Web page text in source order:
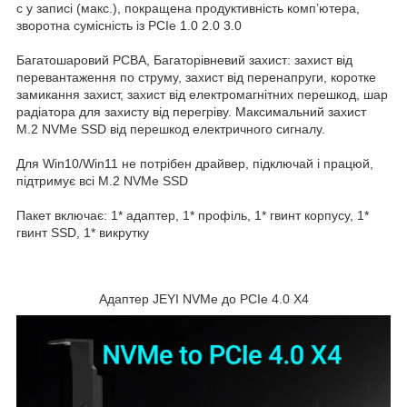
с у записі (макс.), покращена продуктивність комп’ютера,
зворотна сумісність із PCIe 1.0 2.0 3.0
Багатошаровий PCBA, Багаторівневий захист: захист від
перевантаження по струму, захист від перенапруги, коротке
замикання захист, захист від електромагнітних перешкод, шар
радіатора для захисту від перегріву. Максимальний захист
M.2 NVMe SSD від перешкод електричного сигналу.
Для Win10/Win11 не потрібен драйвер, підключай і працюй,
підтримує всі M.2 NVMe SSD
Пакет включає: 1* адаптер, 1* профіль, 1* гвинт корпусу, 1*
гвинт SSD, 1* викрутку
Адаптер JEYI NVMe до PCIe 4.0 X4